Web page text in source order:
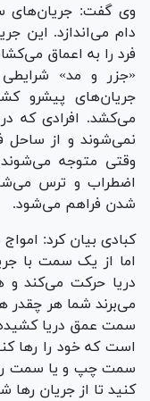
وی گفت: جریان‌های
دام می‌اندازد. این
فرد را به اعماق
«جزر و مد»
جریان‌های پیشرو
می‌کشد. افرادی که
نمی‌شوند و از ساحل
وقتی متوجه
اضطراب و ترس
شدن فراهم می‌شود.
کبادی بیان کرد:
اما از یک سمت با
دریا حرکت می‌کند و
می‌برند شما هر چقدر
سمت عمق دریا کشیده
است که خود را رها
سمت چپ و یا سمت
کنید تا از جریان